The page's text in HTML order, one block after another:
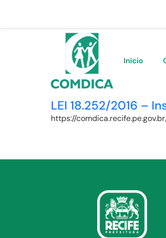
Início
LEI 18.252/2016 –
https://